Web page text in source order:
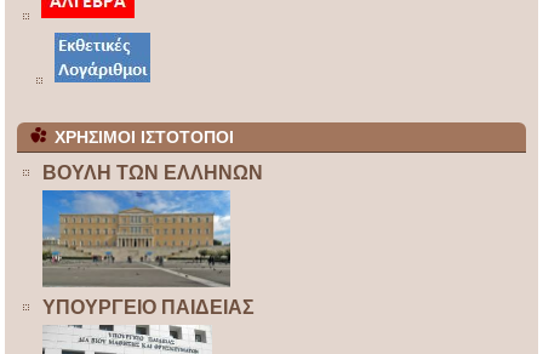
ΧΡΗΣΙΜΟΙ ΙΣΤΟΤΟΠΟΙ
ΒΟΥΛΗ ΤΩΝ ΕΛΛΗΝΩΝ
ΥΠΟΥΡΓΕΙΟ ΠΑΙΔΕΙΑΣ